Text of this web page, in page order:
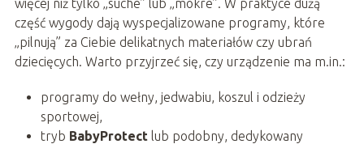
więcej niż tylko „suche” lub „mokre”. W praktyce dużą
część wygody dają wyspecjalizowane programy, które
„pilnują” za Ciebie delikatnych materiałów czy ubrań
dziecięcych. Warto przyjrzeć się, czy urządzenie ma m.in.:
programy do wełny, jedwabiu, koszul i odzieży
sportowej,
tryb BabyProtectlub podobny, dedykowany